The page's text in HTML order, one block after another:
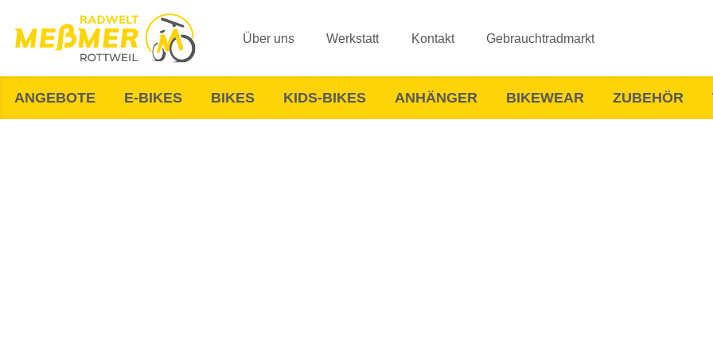
Über uns Werkstatt Kontakt Gebrauchtradmarkt
ANGEBOTE E-BIKES BIKES KIDS-BIKES ANHÄNGER BIKEWEAR ZUBEHÖR